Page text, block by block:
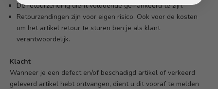
De retourzending dient voldoende gefrankeerd te zijn.
Retourzendingen zijn voor eigen risico. Ook voor de kosten
om het artikel retour te sturen ben je als klant
verantwoordelijk.
Klacht
Wanneer je een defect en/of beschadigd artikel of verkeerd
geleverd artikel hebt ontvangen, dient u dit vooraf te melden